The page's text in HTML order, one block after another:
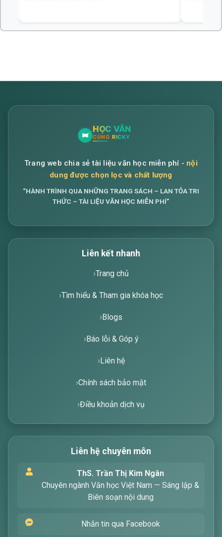
tìm kiếm các bài viết về văn học. Hãy nhập từ
khóa mà bạn quan tâm, tôi sẽ giúp bạn ngay
Trang web chia sẻ tài liệu văn học miễn phí - nội
dung được chọn lọc và chất lượng
“HÀNH TRÌNH QUA NHỮNG TRANG SÁCH – LAN TỎA TRI
THỨC – TÀI LIỆU VĂN HỌC MIỄN PHÍ”
Liên kết nhanh
Trang chủ
Tìm hiểu & Tham gia khóa học
Blogs
Báo lỗi & Góp ý
Liên hệ
Chính sách bảo mật
Điều khoản dịch vụ
Liên hệ chuyên môn
ThS. Trần Thị Kim Ngân
Chuyên ngành Văn học Việt Nam — Sáng lập &
Biên soạn nội dung
Nhắn tin qua Facebook